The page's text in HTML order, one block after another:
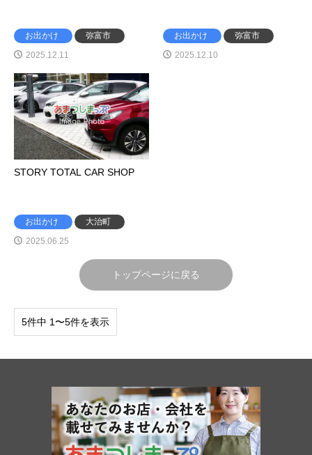
お出かけ
弥富市
2025.12.11
お出かけ
弥富市
2025.12.10
STORY TOTAL CAR SHOP
お出かけ
大治町
2025.06.25
トップページに戻る
5件中 1〜5件を表示